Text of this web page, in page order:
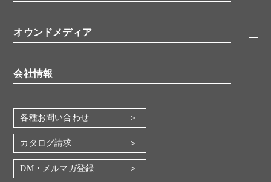
バイオメディカル(環境・食品)
機器・消耗品
書類ダウンロード
YouTube
オウンドメディア
会社情報
会社概要
地図・アクセス（本社）
IR情報
電子公告
各種お問い合わせ
カタログ請求
DM・メルマガ登録